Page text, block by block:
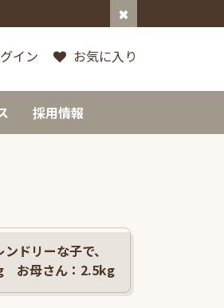
イン お気に入り
採用情報
ドリーな子で、
お母さん：2.5kg